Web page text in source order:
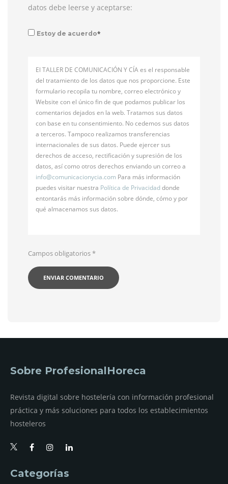
datos debe leerse y aceptarse:
Estoy de acuerdo*
El TALLER DE COMUNICACIÓN Y CÍA es el responsable
del tratamiento de los datos que nos proporcione. Este
formulario recopila tu nombre, correo electrónico y
Website con el único fin de que podamos publicar los
comentarios dejados en la web. Tratamos sus datos
con base en tu consentimiento. No cedemos sus datos
a terceros. Tampoco realizamos transferencias
internacionales de sus datos. Puede ejercer sus
derechos de acceso, rectificación y supresión de los
datos, así como otros derechos enviando un correo a
info@comunicacionycia.com Para más información
puedes visitar nuestra Política de Privacidaddonde
entontarás más información sobre dónde, cómo y por
qué almacenamos sus datos.
Campos obligatorios*
Sobre ProfesionalHoreca
Revista digital sobre hostelería con información profesional
práctica y más soluciones para todos los establecimientos
hosteleros
Categorías